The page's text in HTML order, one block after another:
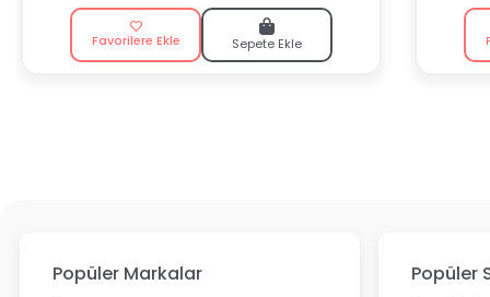
Favorilere Ekle Sepete Ekle
Popüler Markalar Popüler